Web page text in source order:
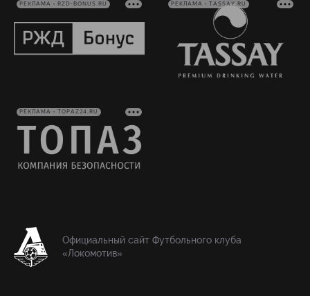
РЕКЛАМА • RZD-BONUS.RU РЕКЛАМА • TASSAY.RU
РЕКЛАМА • TOPAZ24.RU
Официальный сайт Футбольного клуба
«Локомотив»